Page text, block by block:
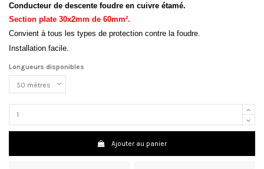
Conducteur de descente foudre en cuivre étamé.
Section plate 30x2mm de 60mm².
Convient à tous les types de protection contre la foudre.
Installation facile.
Longueurs disponibles
Ajouter au panier